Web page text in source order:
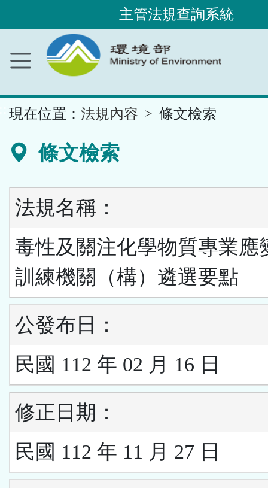
內
容
主管法規查詢系統
現在位置： 法規內容 條文檢索
條文檢索
法規名稱：
毒性及關注化學物質專業應
訓練機關（構）遴選要點
公發布日：
民國 112 年 02 月 16 日
修正日期：
民國 112 年 11 月 27 日